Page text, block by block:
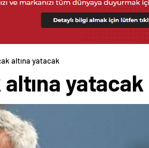
altına yatacak
yatacak